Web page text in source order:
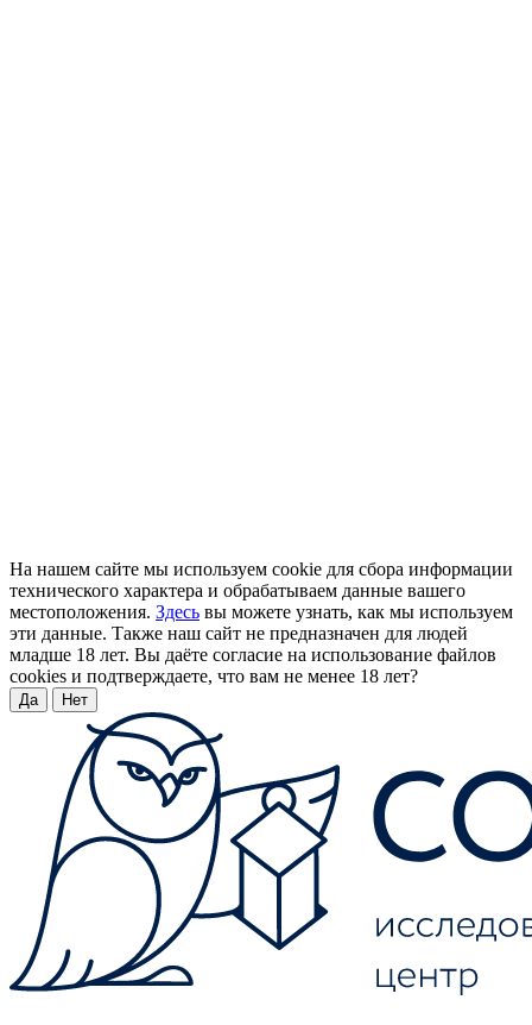
На нашем сайте мы используем cookie для сбора информации
технического характера и обрабатываем данные вашего
местоположения. Здесь вы можете узнать, как мы используем
эти данные. Также наш сайт не предназначен для людей
младше 18 лет. Вы даёте согласие на использование файлов
cookies и подтверждаете, что вам не менее 18 лет?
Да Нет